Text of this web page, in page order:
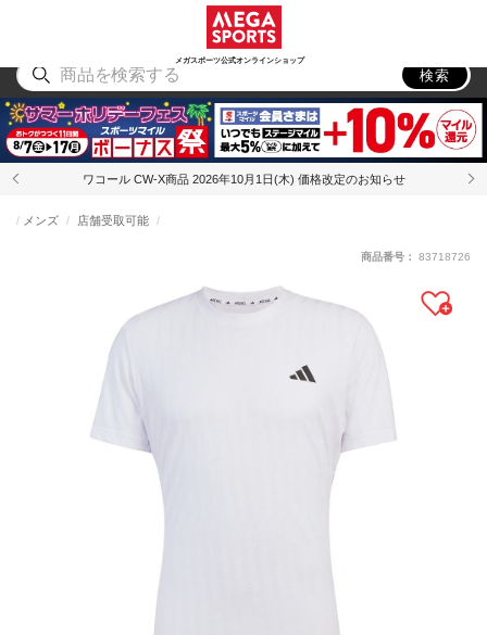
メガスポーツ公式オンラインショップ
アウトドア
検索
ワコール CW-X商品 2026年10月1日(木) 価格改定のお知らせ
メンズ 店舗受取可能
商品番号： 83718726